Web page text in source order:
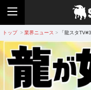
トップ > 業界ニュース > 「龍スタ